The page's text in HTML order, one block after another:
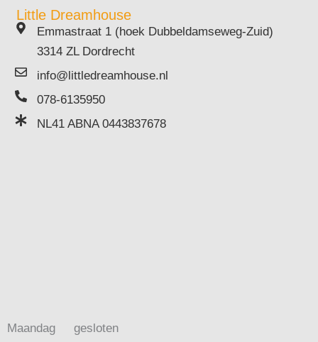
Little Dreamhouse
Emmastraat 1 (hoek Dubbeldamseweg-Zuid)
3314 ZL Dordrecht
info@littledreamhouse.nl
078-6135950
NL41 ABNA 0443837678
Maandag
gesloten